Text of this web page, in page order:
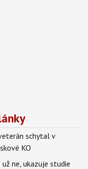
schytal v
KO
ne, ukazuje studie